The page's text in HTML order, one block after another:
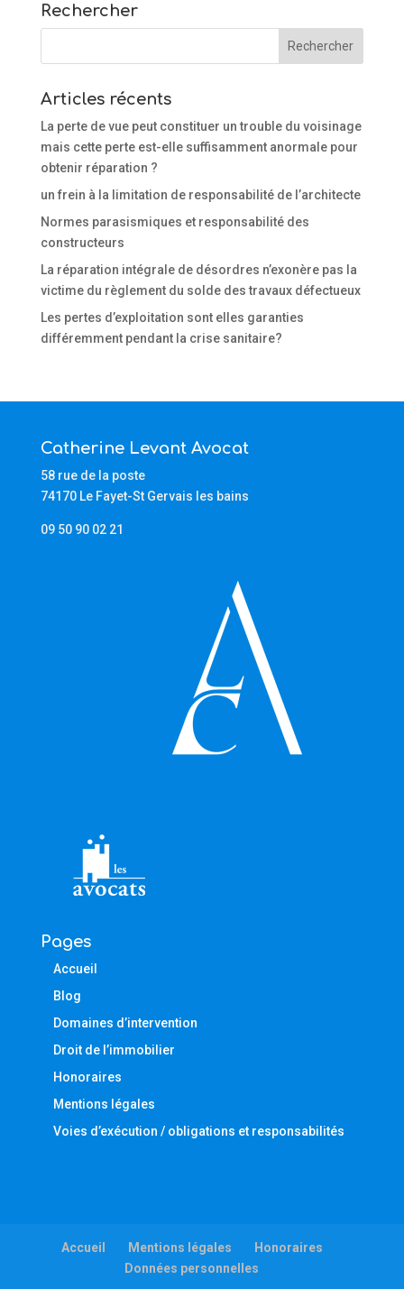
Rechercher
Articles récents
La perte de vue peut constituer un trouble du voisinage
mais cette perte est-elle suffisamment anormale pour
obtenir réparation ?
un frein à la limitation de responsabilité de l’architecte
Normes parasismiques et responsabilité des
constructeurs
La réparation intégrale de désordres n’exonère pas la
victime du règlement du solde des travaux défectueux
Les pertes d’exploitation sont elles garanties
différemment pendant la crise sanitaire?
Catherine Levant Avocat
58 rue de la poste
74170 Le Fayet-St Gervais les bains
09 50 90 02 21
Pages
Accueil
Blog
Domaines d’intervention
Droit de l’immobilier
Honoraires
Mentions légales
Voies d’exécution / obligations et responsabilités
Accueil Mentions légales
Honoraires
Données personnelles